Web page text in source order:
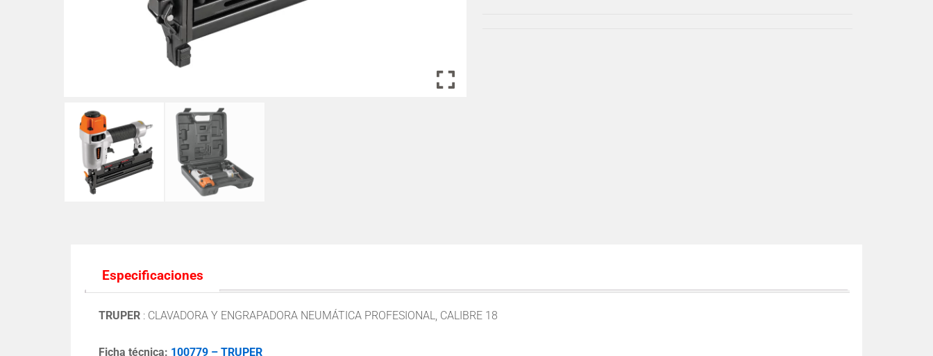
Especificaciones
TRUPER : CLAVADORA Y ENGRAPADORA NEUMÁTICA PROFESIONAL, CALIBRE 18
Ficha técnica: 100779 – TRUPER